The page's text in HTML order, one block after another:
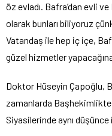
öz evladı. Bafra’dan evli
olarak bunları biliyoruz
Vatandaş ile hep iç içe,
güzel hizmetler
Doktor Hüseyin Çapoğlu,
zamanlarda
Siyasilerinde aynı